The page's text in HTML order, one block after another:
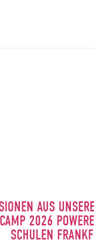
AUS
2026
SCHULEN